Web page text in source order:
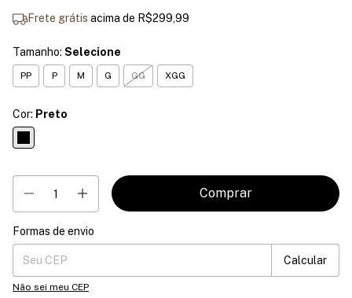
Frete grátis acima de R$299,99
Tamanho: Selecione
PP P M G GG XGG
Cor: Preto
Entregas para o CEP:
Formas de envio
Calcular
Não sei meu CEP